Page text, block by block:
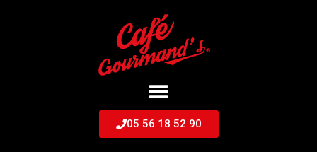
05 56 18 52 90